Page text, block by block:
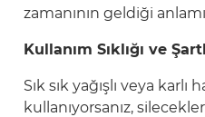
zamanının geldiği
Kullanım Sıklığı ve
Sık sık yağışlı veya karlı
kullanıyorsanız,